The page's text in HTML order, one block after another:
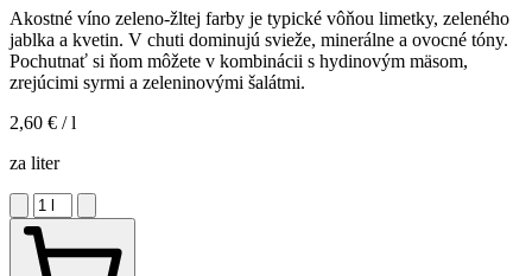
Akostné víno zeleno-žltej farby je typické vôňou limetky, zeleného
jablka a kvetin. V chuti dominujú svieže, minerálne a ovocné tóny.
Pochutnať si ňom môžete v kombinácii s hydinovým mäsom,
zrejúcimi syrmi a zeleninovými šalátmi.
2,60 € / l
za liter